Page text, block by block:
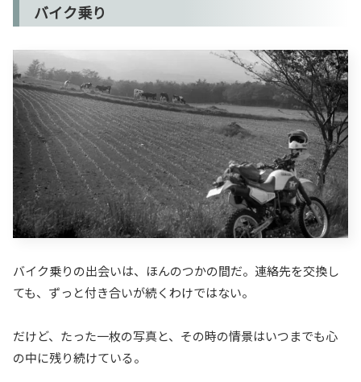
バイク乗り
バイク乗りの出会いは、ほんのつかの間だ。連絡先を交換し
ても、ずっと付き合いが続くわけではない。
だけど、たった一枚の写真と、その時の情景はいつまでも心
の中に残り続けている。